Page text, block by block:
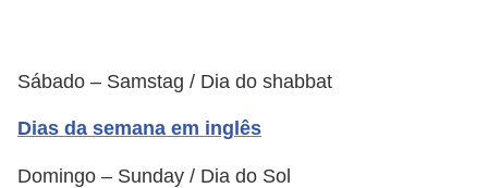
Sábado – Samstag / Dia do shabbat
Dias da semana em inglês
Domingo – Sunday / Dia do Sol
e
D